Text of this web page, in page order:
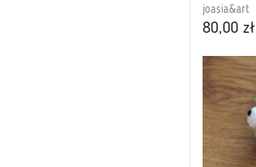
joasia&art
80,00 zł